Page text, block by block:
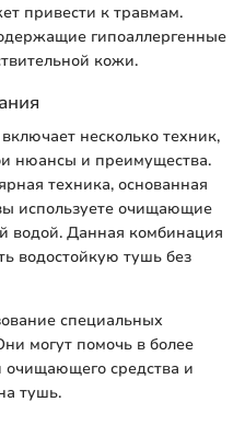
привести к травмам.
гипоаллергенные
кожи.
несколько техник,
нюансы и преимущества.
техника, основанная
используете очищающие
водой. Данная комбинация
водостойкую тушь без
специальных
могут помочь в более
средства и
тушь.